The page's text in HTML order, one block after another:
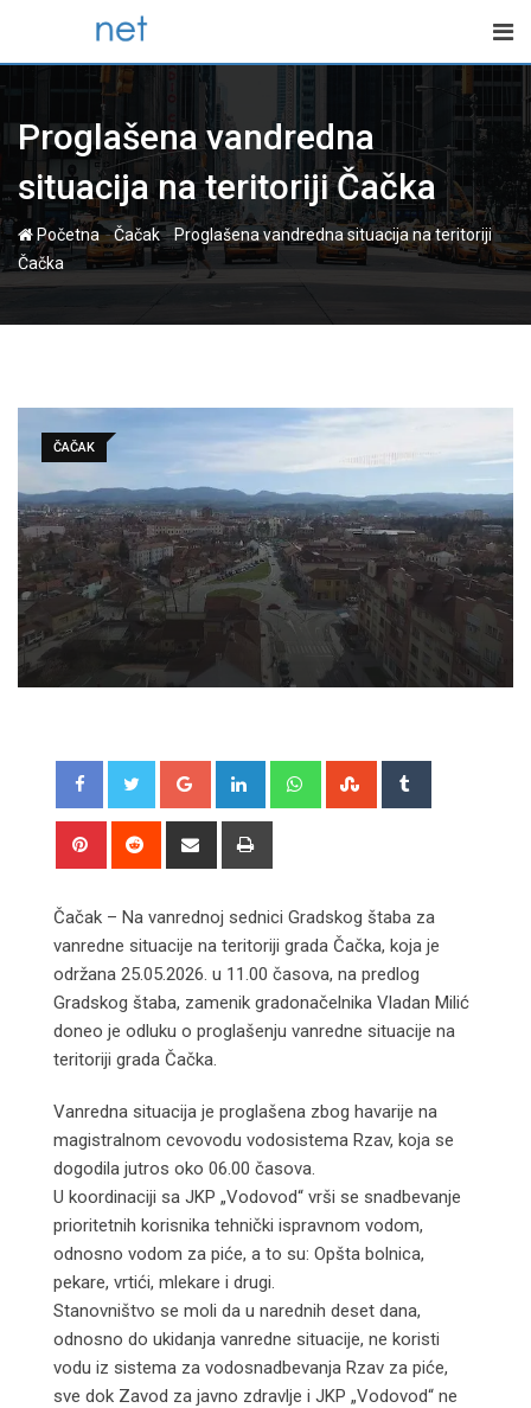
content
Proglašena vandredna
situacija na teritoriji Čačka
Početna-Čačak-Proglašena vandredna situacija na teritoriji
Čačka
ČAČAK
Google+ LinkedIn WhatsappStumbleUpon
Pinterest Reddit
Share
Čačak – Na vanrednoj sednici Gradskog štaba za
vanredne situacije na teritoriji grada Čačka, koja je
održana 25.05.2026. u 11.00 časova, na predlog
Gradskog štaba, zamenik gradonačelnika Vladan Milić
doneo je odluku o proglašenju vanredne situacije na
teritoriji grada Čačka.
Vanredna situacija je proglašena zbog havarije na
magistralnom cevovodu vodosistema Rzav, koja se
dogodila jutros oko 06.00 časova.
U koordinaciji sa JKP „Vodovod“ vrši se snadbevanje
prioritetnih korisnika tehnički ispravnom vodom,
odnosno vodom za piće, a to su: Opšta bolnica,
pekare, vrtići, mlekare i drugi.
Stanovništvo se moli da u narednih deset dana,
odnosno do ukidanja vanredne situacije, ne koristi
vodu iz sistema za vodosnadbevanja Rzav za piće,
sve dok Zavod za javno zdravlje i JKP „Vodovod“ ne